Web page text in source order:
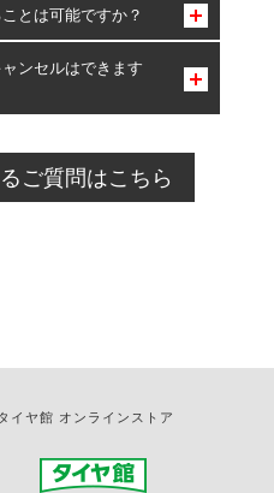
となります。
とは可能ですか？
能です。
わせに限り、同時にご予約が
ンセルはできます
過ぎている場合のご予約
、直接ご予約の店舗まで
ご質問はこちら
イヤ館 オンラインストア